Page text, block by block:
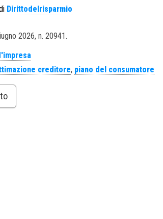
Dirittodelrisparmio
2026, n. 20941.
creditore, piano del consumatore